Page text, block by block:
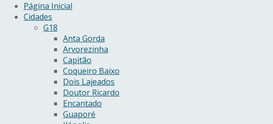
Página Inicial
Cidades
G18
Anta Gorda
Arvorezinha
Capitão
Coqueiro Baixo
Dois Lajeados
Doutor Ricardo
Encantado
Guaporé